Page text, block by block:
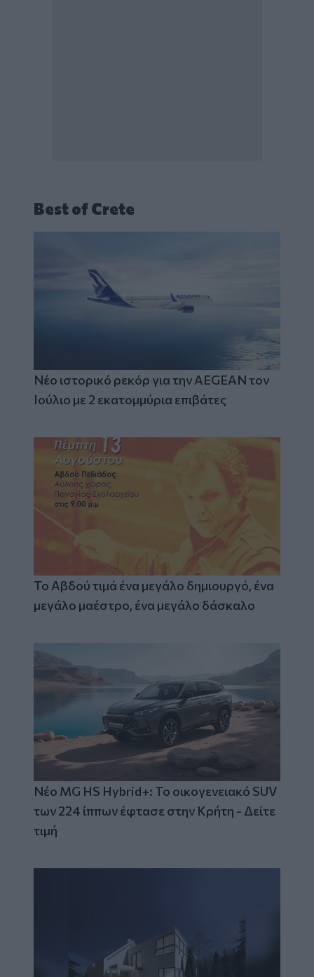
Best of Crete
Νέο ιστορικό ρεκόρ για την AEGEAN τον
Ιούλιο με 2 εκατομμύρια επιβάτες
Το Αβδού τιμά ένα μεγάλο δημιουργό, ένα
μεγάλο μαέστρο, ένα μεγάλο δάσκαλο
Νέο MG HS Hybrid+: Το οικογενειακό SUV
των 224 ίππων έφτασε στην Κρήτη - Δείτε
τιμή